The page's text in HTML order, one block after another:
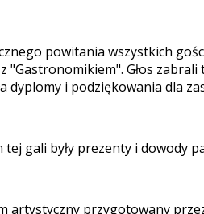
powitania wszystkich
"Gastronomikiem". Głos
dyplomy i podziękowania dla
gali były prezenty i dowody
przygotowany